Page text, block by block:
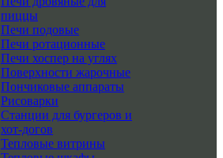
пиццы
Печи подовые
Печи ротационные
Печи хоспер на углях
Поверхности жарочные
Пончиковые аппараты
Рисоварки
Станции для бургеров и
хот-догов
Тепловые витрины